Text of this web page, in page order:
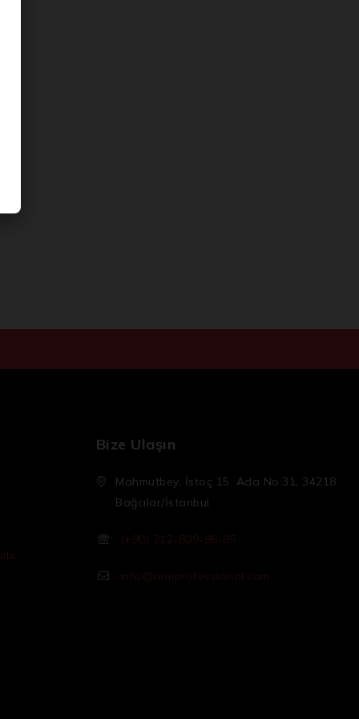
Bize Ulaşın
Mahmutbey, İstoç 15. Ada No:31, 34218
Bağcılar/İstanbul
(+90) 212-809-96-95
info@armprofessional.com